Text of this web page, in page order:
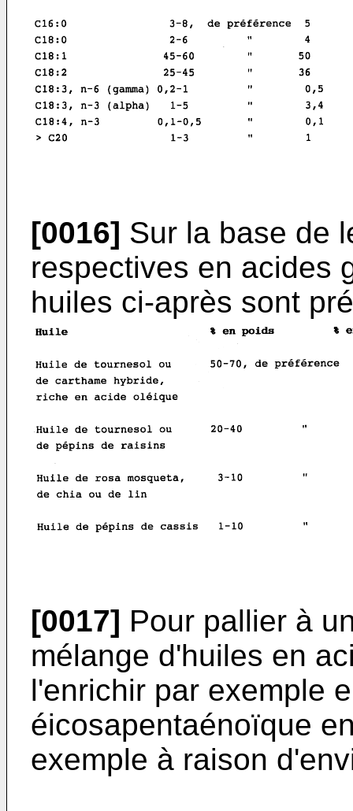
[0016] Sur la base de
respectives en acides
huiles ci-après sont
[0017] Pour pallier à
mélange d'huiles en
l'enrichir par exemple
éicosapentaénoïque
exemple à raison